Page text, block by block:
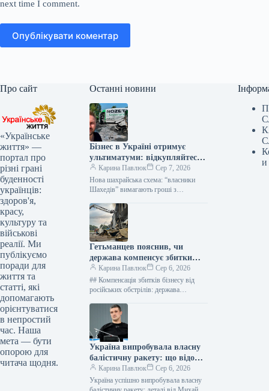
next time I comment.
Опублікувати коментар
Про сайт
«Українське
життя» —
портал про
різні грані
буденності
українців:
здоров'я,
красу,
культуру та
військові
реалії. Ми
публікуємо
поради для
життя та
статті, які
допомагають
орієнтуватися
в непростий
час. Наша
мета — бути
опорою для
читача щодня.
Останні новини
Бізнес в Україні отримує
ультиматуми: відкупляйтеся
від атак або втратите все
Карина Павлюк
Сер 7, 2026
Нова шахрайська схема: “власники
Шахедів” вимагають гроші з
підприємці стали об’єктами нової
схеми вимагання. Анонімні звернення,
що…
Гетьманцев пояснив, чи
держава компенсує збитки
бізнесам від ударів РФ
Карина Павлюк
Сер 6, 2026
## Компенсація збитків бізнесу від
російських обстрілів: держава
не має фінансових ресурсів для
прямого відшкодування…
Україна випробувала власну
балістичну ракету: що відомо
про нову зброю
Карина Павлюк
Сер 6, 2026
Україна успішно випробувала власну
и